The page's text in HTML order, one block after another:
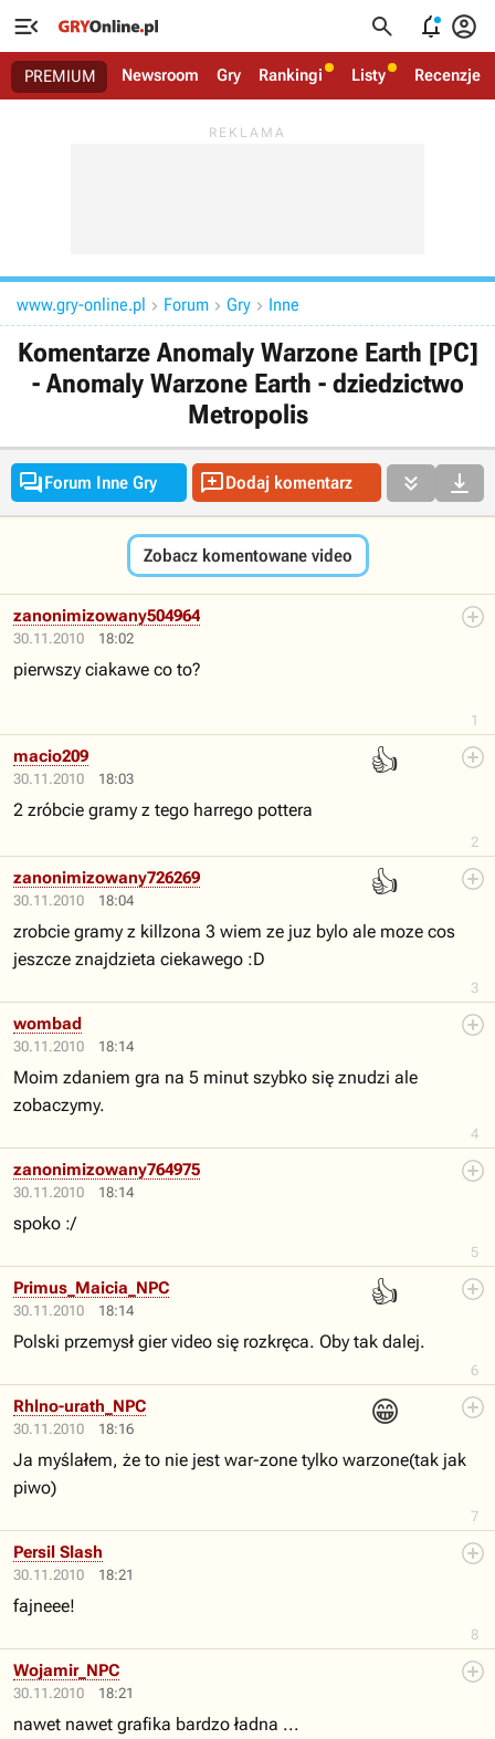
   
PREMIUM Newsroom Gry Rankingi Listy Recenzje
www.gry-online.pl  Forum  Gry  Inne
Komentarze Anomaly Warzone Earth [PC]
- Anomaly Warzone Earth - dziedzictwo
Metropolis
Forum Inne Gry Dodaj komentarz  
Zobacz komentowane video
30.11.2010 18:02
1
zanonimizowany504964
pierwszy ciakawe co to?
30.11.2010 18:03
👍
2
macio209
2 zróbcie gramy z tego harrego pottera
30.11.2010 18:04
👍
3
zanonimizowany726269
zrobcie gramy z killzona 3 wiem ze juz bylo ale moze cos
jeszcze znajdzieta ciekawego :D
30.11.2010 18:14
4
wombad
Moim zdaniem gra na 5 minut szybko się znudzi ale
zobaczymy.
30.11.2010 18:14
5
zanonimizowany764975
spoko :/
30.11.2010 18:14
👍
6
Primus_Maicia_NPC
Polski przemysł gier video się rozkręca. Oby tak dalej.
30.11.2010 18:16
😁
7
Rhlno-urath_NPC
Ja myślałem, że to nie jest war-zone tylko warzone(tak jak
piwo)
30.11.2010 18:21
8
Persil Slash
fajneee!
30.11.2010 18:21
Wojamir_NPC
nawet nawet grafika bardzo ładna ...